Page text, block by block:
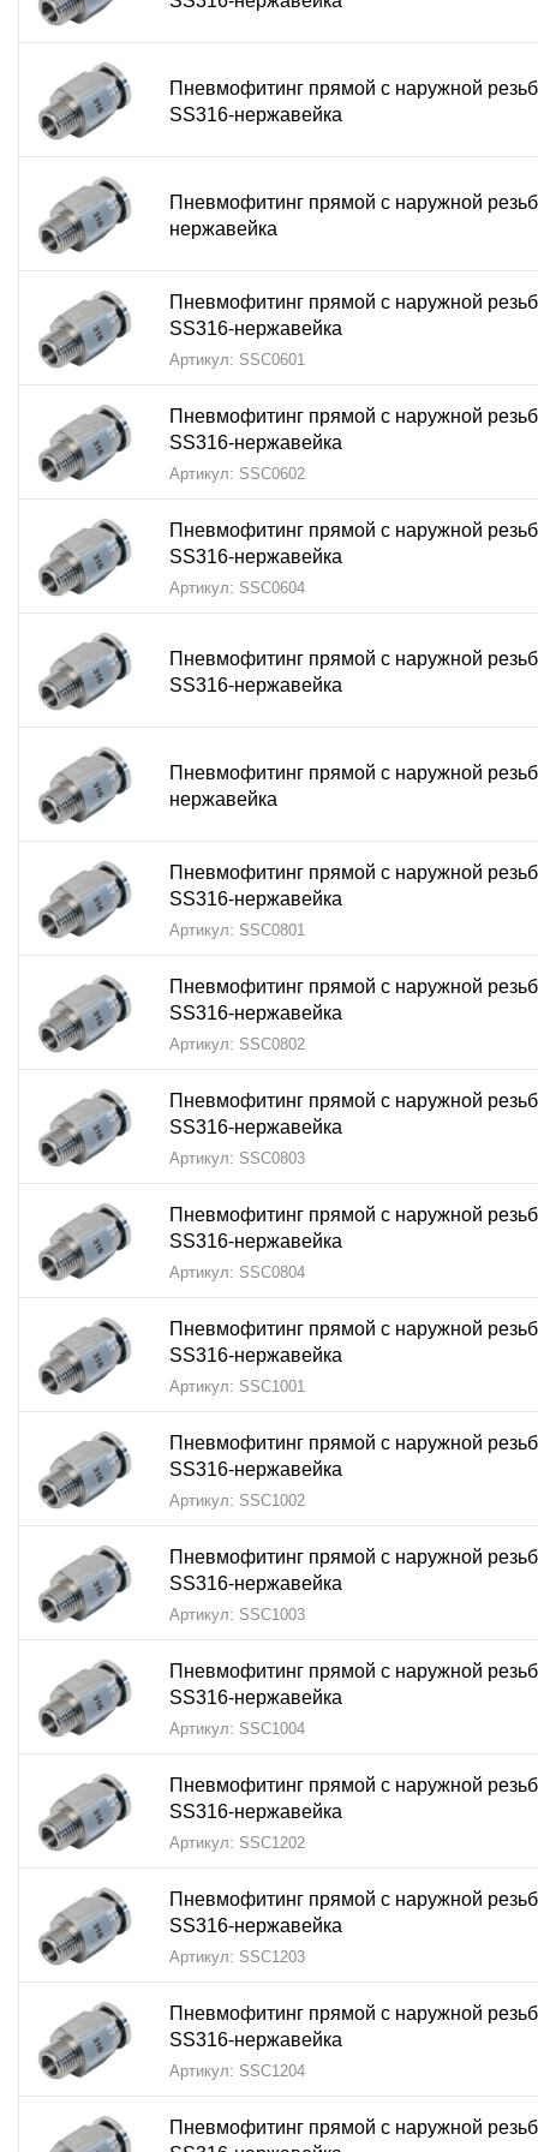
Удобство цангового соединениядля быстрого
Универсальностьблагодарянаружной резьбе
Соответствие международным стандартам
Пневмофитинг цанговый прямой с наружной резьбой
Создания надежных соединений в агрессивных
Монтажа в условиях повышенной влажности
Долговечных промышленных систем
Ответственных применений с особыми условиями
Гарантия качества:
Каждыйпневмофитинг цанговый прямой PC SS316
Контроль материала (нержавеющая сталь SS316
Проверку геометрии резьбы
Тестированиецангового механизма
Контроль герметичности под давлением
Визуальный контроль качества обработки
Монтажные рекомендации:
Подберите трубку соответствующего диаметра
Вставьте трубку в цанговый механизм
Проверьте надежность фиксации соединения
Для демонтажа нажмите на цанговое кольцо
Идеальный выбор для:
Пищевых производств
Химических заводов
Фармацевтических компаний
Производителей оборудования
Пневмофитинг цанговый прямой NBPT PC SS316
Надежность цангового соединения
Преимуществанаружной резьбы
Качество нержавеющей стали
Репутацию бренда
Долгий срок службы
Выбирайте пневмофитинг цанговый прямой PC SS316
Пневмофитинг прямой с наружной
SS316-нержавейка
Пневмофитинг прямой с наружной
нержавейка
Пневмофитинг прямой с наружной
SS316-нержавейка
Артикул: SSC0601
Пневмофитинг прямой с наружной
SS316-нержавейка
Артикул: SSC0602
Пневмофитинг прямой с наружной
SS316-нержавейка
Артикул: SSC0604
Пневмофитинг прямой с наружной
SS316-нержавейка
Пневмофитинг прямой с наружной
нержавейка
Пневмофитинг прямой с наружной
SS316-нержавейка
Артикул: SSC0801
Пневмофитинг прямой с наружной
SS316-нержавейка
Артикул: SSC0802
Пневмофитинг прямой с наружной
SS316-нержавейка
Артикул: SSC0803
Пневмофитинг прямой с наружной
SS316-нержавейка
Артикул: SSC0804
Пневмофитинг прямой с наружной
SS316-нержавейка
Артикул: SSC1001
Пневмофитинг прямой с наружной
SS316-нержавейка
Артикул: SSC1002
Пневмофитинг прямой с наружной
SS316-нержавейка
Артикул: SSC1003
Пневмофитинг прямой с наружной
SS316-нержавейка
Артикул: SSC1004
Пневмофитинг прямой с наружной
SS316-нержавейка
Артикул: SSC1202
Пневмофитинг прямой с наружной
SS316-нержавейка
Артикул: SSC1203
Пневмофитинг прямой с наружной
SS316-нержавейка
Артикул: SSC1204
Пневмофитинг прямой с наружной